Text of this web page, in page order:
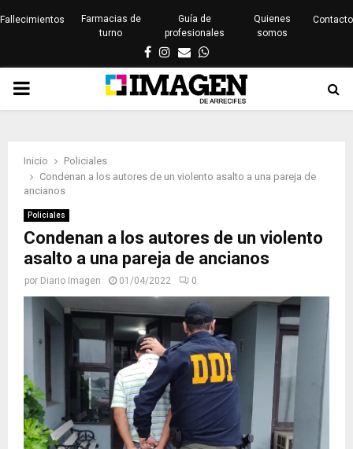
Fallecimientos
Farmacias de
turno
Guía de
profesionales
Quienes
somos
Contacto
Facebook
Instagram
EmailWhatsapp
PRIMARY
Inicio
Policiales
Condenan a los autores de un violento asalto a una pareja de
ancianos
Policiales
Condenan a los autores de un violento
asalto a una pareja de ancianos
por Diario Imagen 01/04/2022 0